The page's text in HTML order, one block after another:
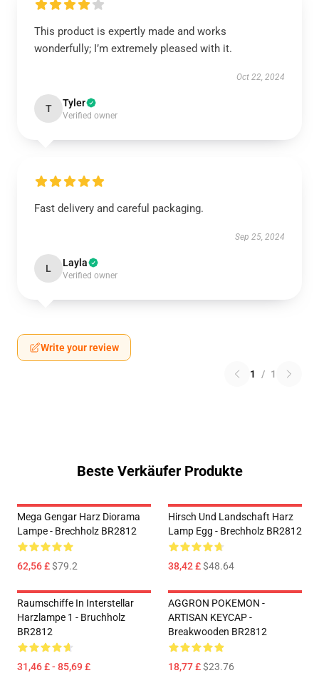
This product is expertly made and works
wonderfully; I’m extremely pleased with it.
Oct 22, 2024
T Tyler
Verified owner
Fast delivery and careful packaging.
Sep 25, 2024
L Layla
Verified owner
Write your review
1 / 1
Beste Verkäufer Produkte
Mega Gengar Harz Diorama
Lampe - Brechholz BR2812
62,56 £$79.2
Hirsch Und Landschaft Harz
Lamp Egg - Brechholz BR2812
38,42 £$48.64
Raumschiffe In Interstellar
Harzlampe 1 - Bruchholz
BR2812
31,46 £ - 85,69 £
AGGRON POKEMON -
ARTISAN KEYCAP -
Breakwooden BR2812
18,77 £$23.76